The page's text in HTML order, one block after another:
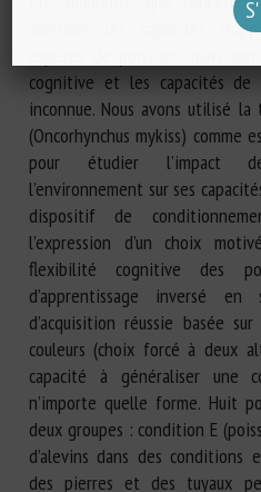
améliore les capacités
cognitive et les capacités de
inconnue. Nous avons utilisé
(Oncorhynchus mykiss) comme
pour étudier l’impact
l’environnement sur ses
dispositif de
l’expression d’un choix
flexibilité cognitive des
d’apprentissage inversé
d’acquisition réussie basée
couleurs (choix forcé à deux
capacité à généraliser une
n’importe quelle forme. Huit
deux groupes : condition E
d’alevins dans des conditions
des pierres et des tuyaux